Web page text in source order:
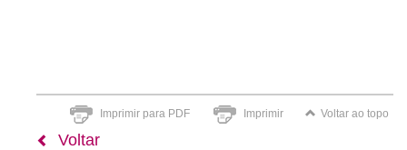
Imprimir para PDF Imprimir Voltar ao topo
Voltar